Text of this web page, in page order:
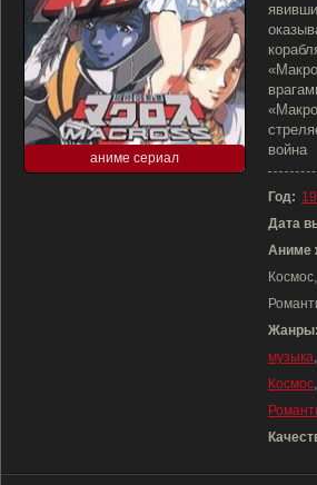
аниме сериал
война
Год:
Дата
Аниме
Жанры:
музыка,
Космос,